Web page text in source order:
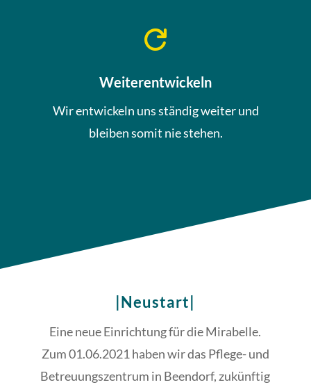

Weiterentwickeln
Wir entwickeln uns ständig weiter und
bleiben somit nie stehen.
|Neustart|
Eine neue Einrichtung für die Mirabelle.
Zum 01.06.2021 haben wir das Pflege- und
Betreuungszentrum in Beendorf, zukünftig